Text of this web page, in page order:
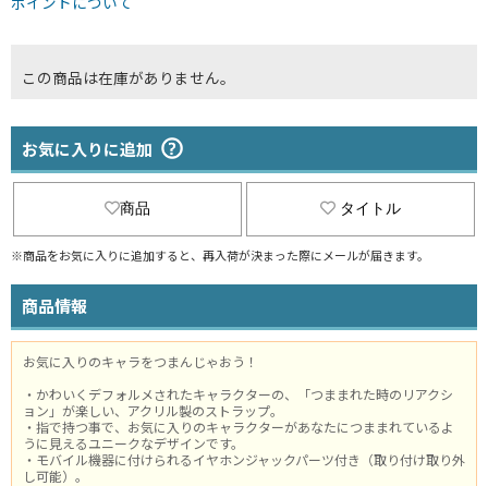
この商品は在庫がありません。
お気に入りに追加
商品 タイトル
※商品をお気に入りに追加すると、再入荷が決まった際にメールが届きます。
商品情報
お気に入りのキャラをつまんじゃおう！
・かわいくデフォルメされたキャラクターの、「つままれた時のリアクシ
ョン」が楽しい、アクリル製のストラップ。
・指で持つ事で、お気に入りのキャラクターがあなたにつままれているよ
うに見えるユニークなデザインです。
・モバイル機器に付けられるイヤホンジャックパーツ付き（取り付け取り外
し可能）。